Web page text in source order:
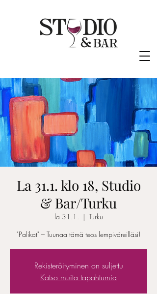
La 31.1. klo 18, Studio
& Bar/Turku
la 31.1.
  |
Turku
"Palikat" – Tuunaa tämä teos lempiväreilläsi!
Rekisteröityminen on suljettu
Katso muita tapahtumia